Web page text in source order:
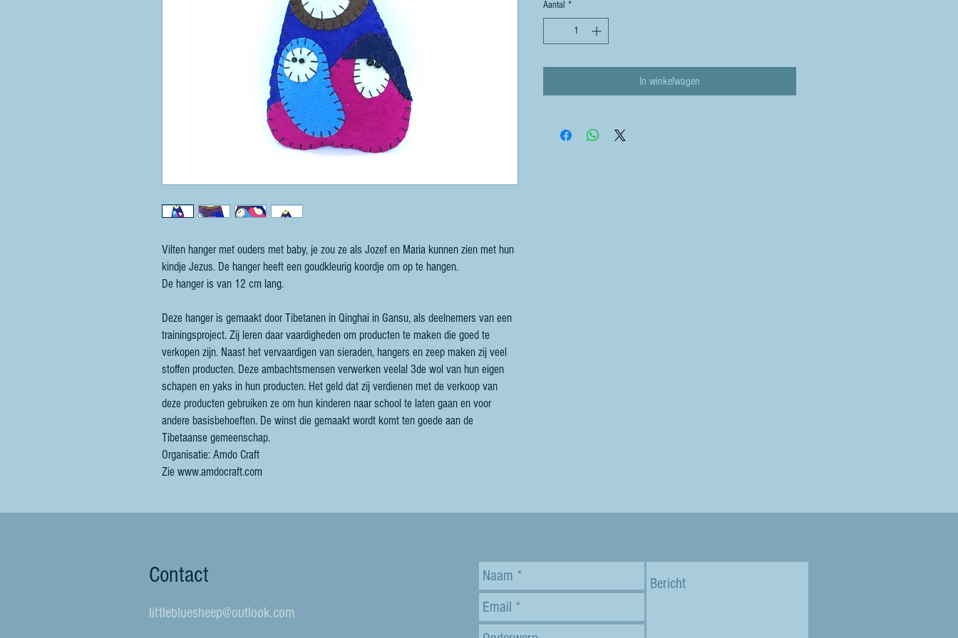
Vilten hanger met ouders met baby, je zou ze als Jozef en Maria kunnen zien met hun
kindje Jezus. De hanger heeft een goudkleurig koordje om op te hangen.
De hanger is van 12 cm lang.
Deze hanger is gemaakt door Tibetanen in Qinghai in Gansu, als deelnemers van een
trainingsproject. Zij leren daar vaardigheden om producten te maken die goed te
verkopen zijn. Naast het vervaardigen van sieraden, hangers en zeep maken zij veel
stoffen producten. Deze ambachtsmensen verwerken veelal 3de wol van hun eigen
schapen en yaks in hun producten. Het geld dat zij verdienen met de verkoop van
deze producten gebruiken ze om hun kinderen naar school te laten gaan en voor
andere basisbehoeften. De winst die gemaakt wordt komt ten goede aan de
Tibetaanse gemeenschap.
Organisatie: Amdo Craft
Zie www.amdocraft.com
Aantal *
In winkelwagen
Contact
littlebluesheep@outlook.com